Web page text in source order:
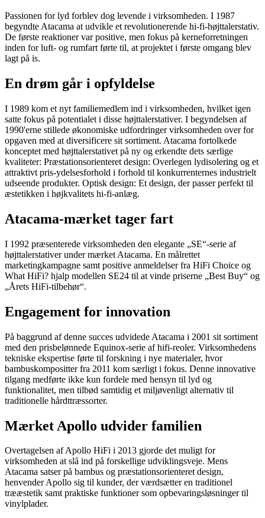
Passionen for lyd forblev dog levende i virksomheden. I 1987
begyndte Atacama at udvikle et revolutionerende hi-fi-højttalerstativ.
De første reaktioner var positive, men fokus på kerneforretningen
inden for luft- og rumfart førte til, at projektet i første omgang blev
lagt på is.
En drøm går i opfyldelse
I 1989 kom et nyt familiemedlem ind i virksomheden, hvilket igen
satte fokus på potentialet i disse højttalerstativer. I begyndelsen af
1990'erne stillede økonomiske udfordringer virksomheden over for
opgaven med at diversificere sit sortiment. Atacama fortolkede
konceptet med højttalerstativet på ny og erkendte dets særlige
kvaliteter: Præstationsorienteret design: Overlegen lydisolering og et
attraktivt pris-ydelsesforhold i forhold til konkurrenternes industrielt
udseende produkter. Optisk design: Et design, der passer perfekt til
æstetikken i højkvalitets hi-fi-anlæg.
Atacama-mærket tager fart
I 1992 præsenterede virksomheden den elegante „SE“-serie af
højttalerstativer under mærket Atacama. En målrettet
marketingkampagne samt positive anmeldelser fra HiFi Choice og
What HiFi? hjalp modellen SE24 til at vinde priserne „Best Buy“ og
„Årets HiFi-tilbehør“.
Engagement for innovation
På baggrund af denne succes udvidede Atacama i 2001 sit sortiment
med den prisbelønnede Equinox-serie af hifi-reoler. Virksomhedens
tekniske ekspertise førte til forskning i nye materialer, hvor
bambuskompositter fra 2011 kom særligt i fokus. Denne innovative
tilgang medførte ikke kun fordele med hensyn til lyd og
funktionalitet, men tilbød samtidig et miljøvenligt alternativ til
traditionelle hårdttræssorter.
Mærket Apollo udvider familien
Overtagelsen af Apollo HiFi i 2013 gjorde det muligt for
virksomheden at slå ind på forskellige udviklingsveje. Mens
Atacama satser på bambus og præstationsorienteret design,
henvender Apollo sig til kunder, der værdsætter en traditionel
trææstetik samt praktiske funktioner som opbevaringsløsninger til
vinylplader.